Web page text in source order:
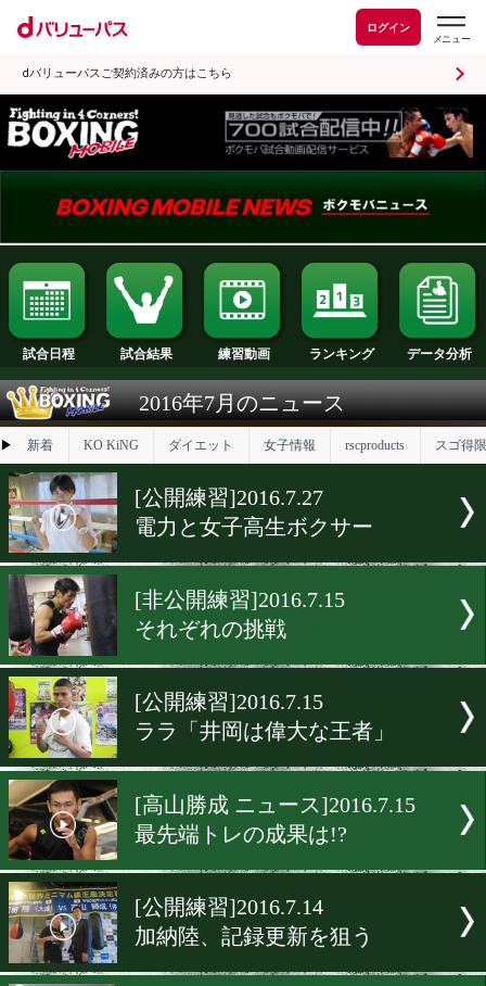
ログイン
dバリューパスご契約済みの方はこちら
試合日程 試合結果 練習動画 ランキング
2016年7月のニュース
▶ 新着 KO KiNG ダイエット 女子情報
[公開練習]2016.7.27
電力と女子高生ボクサー
[非公開練習]2016.7.15
[公開練習]2016.7.15
ララ「井岡は偉大な王者」
[高山勝成 ニュース